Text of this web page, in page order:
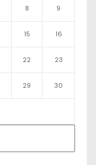
8 9
15 16
22 23
29 30